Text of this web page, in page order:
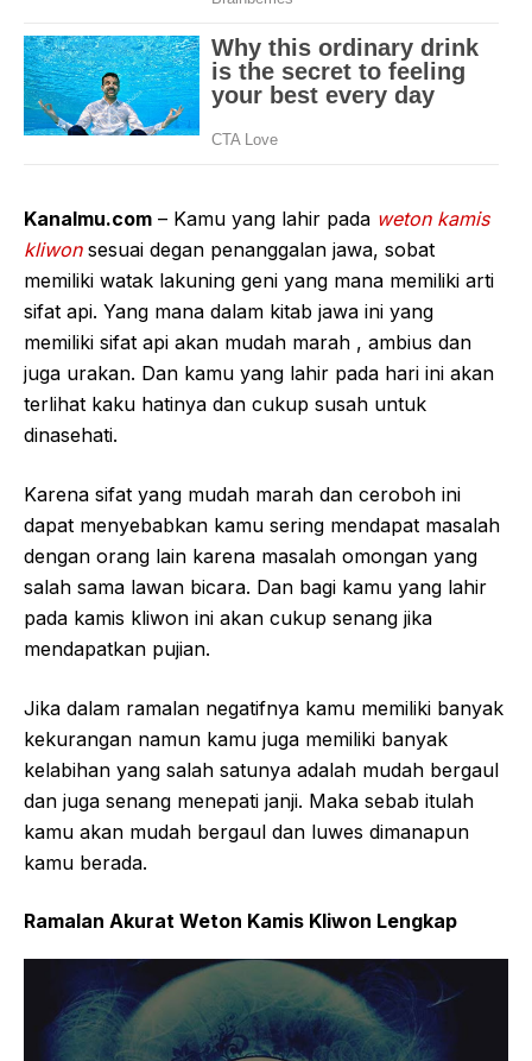
Kanalmu.com – Kamu yang lahir pada weton kamis
kliwonsesuai degan penanggalan jawa, sobat
memiliki watak lakuning geni yang mana memiliki arti
sifat api. Yang mana dalam kitab jawa ini yang
memiliki sifat api akan mudah marah , ambius dan
juga urakan. Dan kamu yang lahir pada hari ini akan
terlihat kaku hatinya dan cukup susah untuk
dinasehati.
Karena sifat yang mudah marah dan ceroboh ini
dapat menyebabkan kamu sering mendapat masalah
dengan orang lain karena masalah omongan yang
salah sama lawan bicara. Dan bagi kamu yang lahir
pada kamis kliwon ini akan cukup senang jika
mendapatkan pujian.
Jika dalam ramalan negatifnya kamu memiliki banyak
kekurangan namun kamu juga memiliki banyak
kelabihan yang salah satunya adalah mudah bergaul
dan juga senang menepati janji. Maka sebab itulah
kamu akan mudah bergaul dan luwes dimanapun
kamu berada.
Ramalan Akurat Weton Kamis Kliwon Lengkap